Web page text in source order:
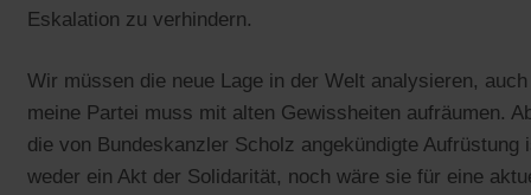
Eskalation zu verhindern.
Wir müssen die neue Lage in der Welt analysieren, auch
meine Partei muss mit alten Gewissheiten aufräumen.
die von Bundeskanzler Scholz angekündigte Aufrüstung
weder ein Akt der Solidarität, noch wäre sie für eine